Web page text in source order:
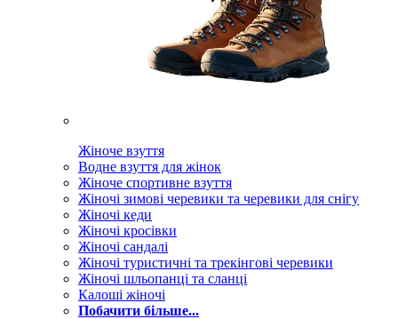
Жіноче взуття
Водне взуття для жінок
Жіноче спортивне взуття
Жіночі зимові черевики та черевики для снігу
Жіночі кеди
Жіночі кросівки
Жіночі сандалі
Жіночі туристичні та трекінгові черевики
Жіночі шльопанці та сланці
Калоші жіночі
Побачити більше...